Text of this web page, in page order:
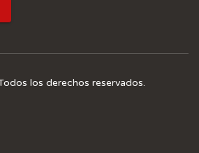
los derechos reservados.